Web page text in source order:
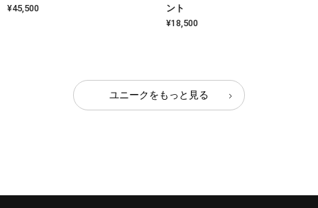
¥45,500
ント
¥18,500
ユニークをもっと見る